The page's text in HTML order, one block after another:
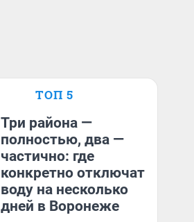
ТОП 5
Три района —
полностью, два —
частично: где
конкретно отключат
воду на несколько
дней в Воронеже